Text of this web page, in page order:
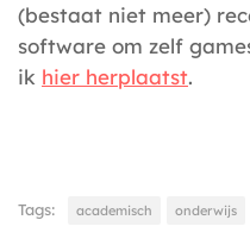
(bestaat niet meer)
software om zelf
ik hier herplaatst.
Tags: academisch onderwijs